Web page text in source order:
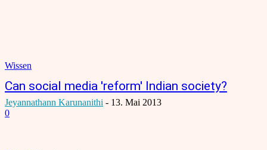
Wissen
Can social media 'reform' Indian society?
Jeyannathann Karunanithi - 13. Mai 2013
0